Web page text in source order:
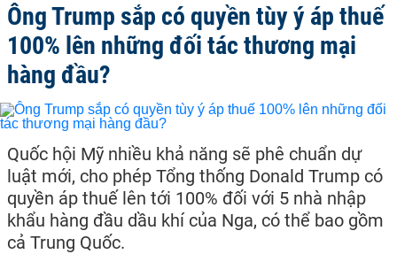
Ông Trump sắp có quyền tùy ý áp thuế
100% lên những đối tác thương mại
hàng đầu?
Quốc hội Mỹ nhiều khả năng sẽ phê chuẩn dự
luật mới, cho phép Tổng thống Donald Trump có
quyền áp thuế lên tới 100% đối với 5 nhà nhập
khẩu hàng đầu dầu khí của Nga, có thể bao gồm
cả Trung Quốc.